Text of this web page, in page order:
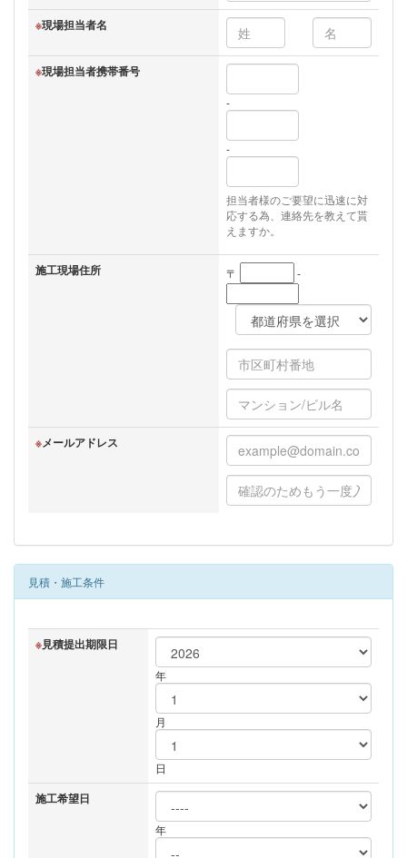
※現場担当者名
※現場担当者携帯番号
-
-
担当者様のご要望に迅速に対
応する為、連絡先を教えて貰
えますか。
施工現場住所 〒 -
※メールアドレス
見積・施工条件
※見積提出期限日
年
月
日
施工希望日
年